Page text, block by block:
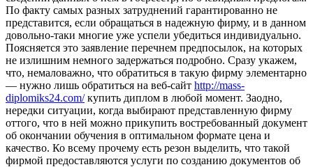
По факту самых разных затруднений гарантированно не
представится, если обращаться в надежную фирму, и в данном
довольно-таки многие уже успели убедиться индивидуально.
Поясняется это заявление перечнем предпосылок, на которых
не излишним немного задержаться подробно. Сразу укажем,
что, немаловажно, что обратиться в такую фирму элементарно
— нужно лишь обратиться на веб-сайт http://mass-
diplomiks24.com/купить диплом в любой момент. Заодно,
нередки ситуации, когда выбирают представленную фирму
оттого, что в ней можно прикупить востребованный документ
об окончании обучения в оптимальном формате цена и
качество. Ко всему прочему есть резон выделить, что такой
фирмой предоставляются услуги по созданию документов об